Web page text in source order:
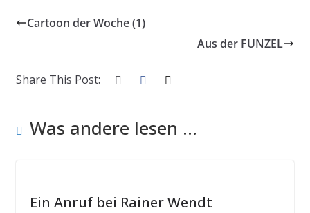
Cartoon der Woche (1)
Aus der FUNZEL
Share This Post:
Was andere lesen ...
Ein Anruf bei Rainer Wendt